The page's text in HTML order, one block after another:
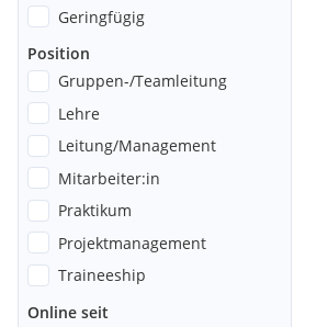
Geringfügig
Position
Gruppen-/Teamleitung
Lehre
Leitung/Management
Mitarbeiter:in
Praktikum
Projektmanagement
Traineeship
Online seit